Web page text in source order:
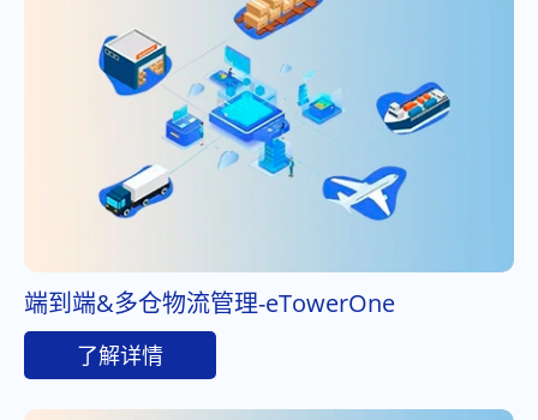
端到端&多仓物流管理-eTowerOne
了解详情